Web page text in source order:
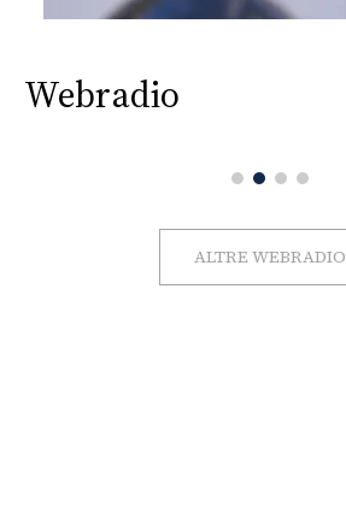
Webradio
ALTRE WEBRADIO